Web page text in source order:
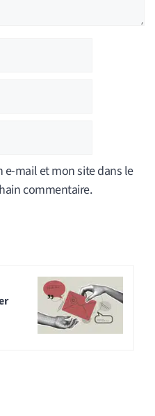
mail et mon site dans le
commentaire.